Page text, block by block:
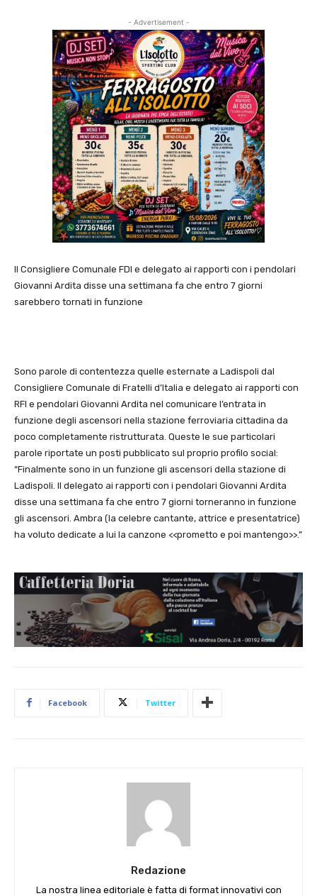
- Advertisement -
Il Consigliere Comunale FDI e delegato ai rapporti con i pendolari
Giovanni Ardita disse una settimana fa che entro 7 giorni
sarebbero tornati in funzione
Sono parole di contentezza quelle esternate a Ladispoli dal
Consigliere Comunale di Fratelli d’Italia e delegato ai rapporti con
RFI e pendolari Giovanni Ardita nel comunicare l’entrata in
funzione degli ascensori nella stazione ferroviaria cittadina da
poco completamente ristrutturata. Queste le sue particolari
parole riportate un posti pubblicato sul proprio profilo social:
“Finalmente sono in un funzione gli ascensori della stazione di
Ladispoli. Il delegato ai rapporti con i pendolari Giovanni Ardita
disse una settimana fa che entro 7 giorni torneranno in funzione
gli ascensori. Ambra (la celebre cantante, attrice e presentatrice)
ha voluto dedicate a lui la canzone <<prometto e poi mantengo>>.”
Facebook Twitter
Redazione
La nostra linea editoriale è fatta di format innovativi con